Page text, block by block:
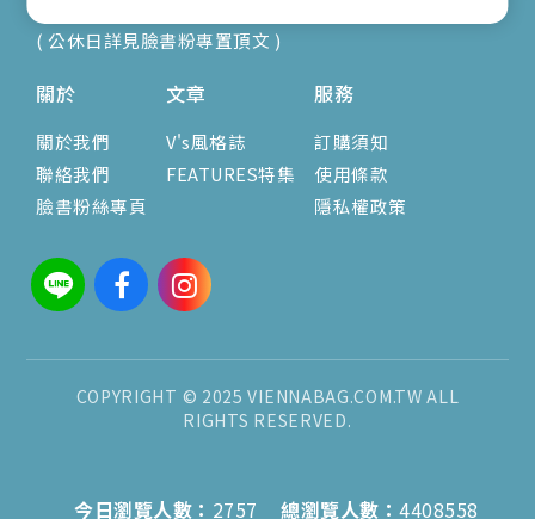
( 公休日詳見臉書粉專置頂文 )
關於
關於我們
聯絡我們
臉書粉絲專頁
文章
V's風格誌
FEATURES特集
服務
訂購須知
使用條款
隱私權政策
COPYRIGHT © 2025 VIENNABAG.COM.TW ALL
RIGHTS RESERVED.
今日瀏覽人數： 2757 總瀏覽人數：4408558